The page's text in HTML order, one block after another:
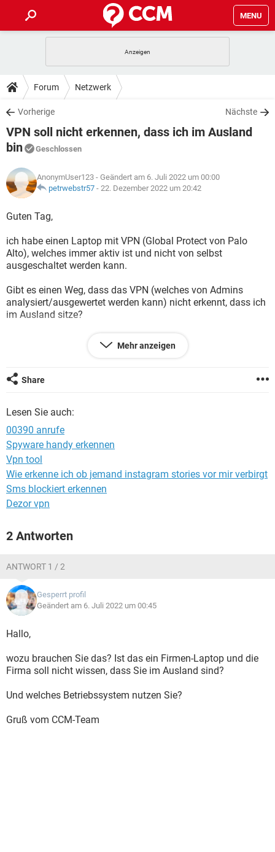
MENU
ANDROID
WINDOWS 10
WHATSAPP TIKTOK
FACEBOOK
TIPPS & TRICKS
SPIELE
WINDOWS 10
FACEBOOK HARDWARE
DOWNLOADS
SPIELE STREAMING
ANDROID
WINDOWS 10 INSTAGRAM
WHATSAPP
FACEBOOK
FORUM
ANDROID IOS
FACEBOOK HARDWARE
LEXIKON
SPIELE
ANDROID
WINDOWS 10 INSTAGRAM
WHATSAPP TIKTOK
Forum Netzwerk
Vorherige Nächste
VPN soll nicht erkennen, dass ich im Ausland
bin
Geschlossen
AnonymUser123 - Geändert am 6. Juli 2022 um 00:00
petrwebstr57 - 22. Dezember 2022 um 20:42
Guten Tag,
ich habe einen Laptop mit VPN (Global Protect von Palo
Alto), welches immer aktiv ist und nicht von selbst
ausgeschaltet werden kann.
Gibt es einen Weg, dass das VPN (welches von Admins
analysiert/ausgewertet werden kann) nicht erkennt, dass ich
im Ausland sitze?
Ich habe probiert ein internetfähiges Gerät dazwischen zu
schalten, welches mit einem VPN im Ausland verbunden ist
sich einwählt. Allerdings haben die VPNs sich quasi
gegenseitig Probleme gemacht und sich abgeschaltet.
Über Ideen wäre ich sehr dankbar
Viele Grüße
Mehr anzeigen
Share
Lesen Sie auch:
00390 anrufe
Spyware handy erkennen
Vpn tool
Wie erkenne ich ob jemand instagram stories vor mir verbirgt
Sms blockiert erkennen
Dezor vpn
2 Antworten
ANTWORT 1 / 2
Gesperrt profil
Geändert am 6. Juli 2022 um 00:45
Hallo,
wozu brauchen Sie das? Ist das ein Firmen-Laptop und die
Firma soll nicht wissen, dass Sie im Ausland sind?
Und welches Betriebssystem nutzen Sie?
Gruß vom CCM-Team